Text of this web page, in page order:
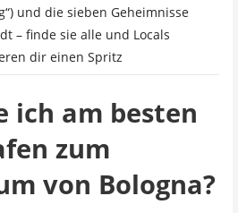
und die sieben Geheimnisse
– finde sie alle und Locals
dir einen Spritz
ich am besten
zum
von Bologna?